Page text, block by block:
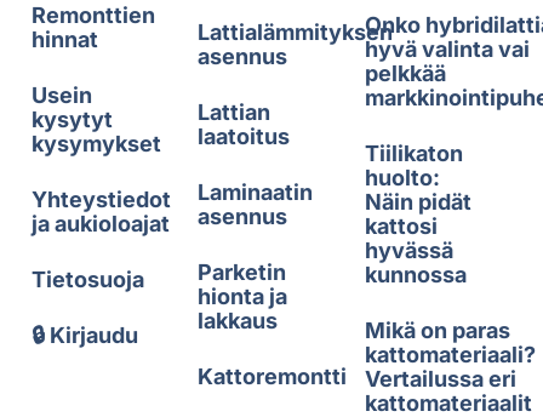
Remonttien
hinnat
Usein
kysytyt
kysymykset
Yhteystiedot
ja aukioloajat
Tietosuoja
🔒 Kirjaudu
Lattialämmityksen
asennus
Lattian
laatoitus
Laminaatin
asennus
Parketin
hionta ja
lakkaus
Kattoremontti
Onko
hyvä valinta vai
pelkkää
Tiilikaton
huolto:
Näin pidät
kattosi
hyvässä
kunnossa
Mikä on paras
kattomateriaali?
Vertailussa eri
kattomateriaalit